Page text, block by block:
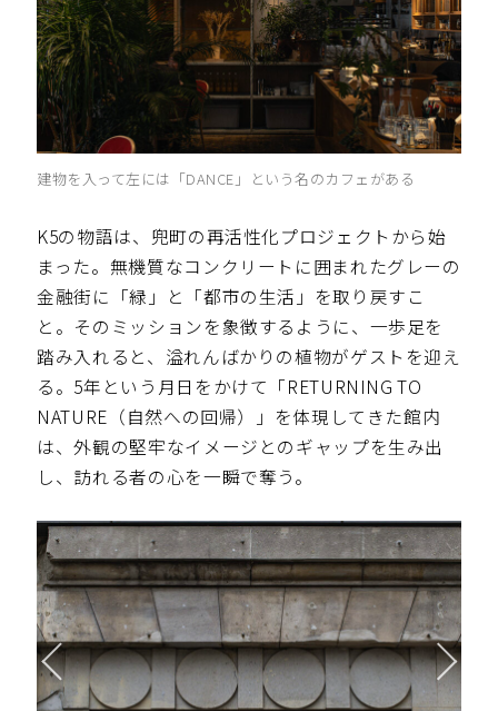
建物を入って左には「DANCE」という名のカフェがある
K5の物語は、兜町の再活性化プロジェクトから始
まった。無機質なコンクリートに囲まれたグレーの
金融街に「緑」と「都市の生活」を取り戻すこ
と。そのミッションを象徴するように、一歩足を
踏み入れると、溢れんばかりの植物がゲストを迎え
る。5年という月日をかけて「RETURNING TO
NATURE（自然への回帰）」を体現してきた館内
は、外観の堅牢なイメージとのギャップを生み出
し、訪れる者の心を一瞬で奪う。